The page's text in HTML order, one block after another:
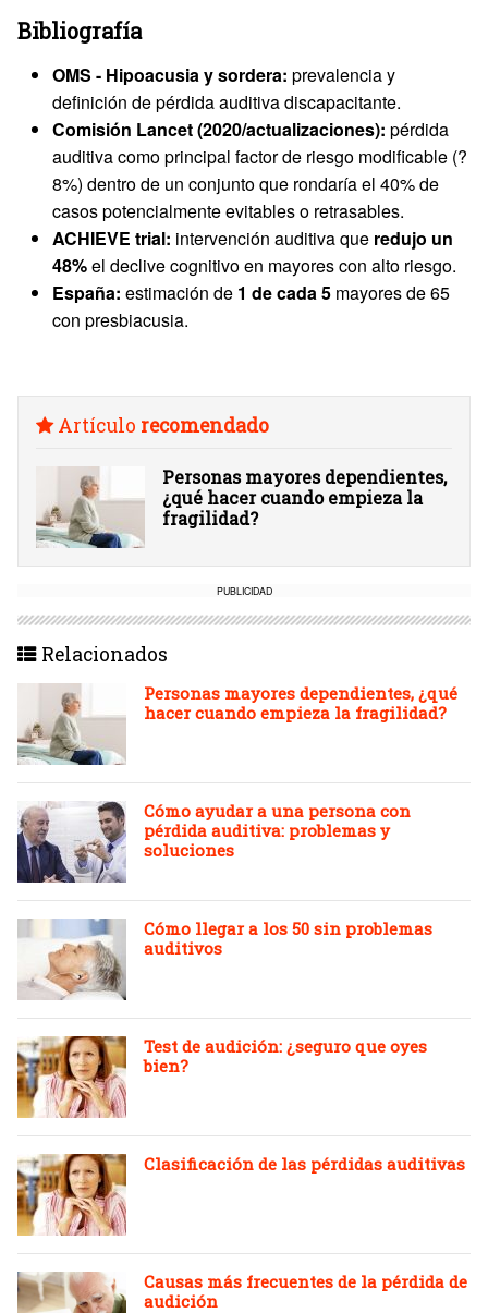
Bibliografía
OMS - Hipoacusia y sordera: prevalencia y
definición de pérdida auditiva discapacitante.
Comisión Lancet (2020/actualizaciones): pérdida
auditiva como principal factor de riesgo modificable (?
8%) dentro de un conjunto que rondaría el 40% de
casos potencialmente evitables o retrasables.
ACHIEVE trial: intervención auditiva que redujo un
48%el declive cognitivo en mayores con alto riesgo.
España: estimación de 1 de cada 5 mayores de 65
con presbiacusia.
Artículo recomendado
Personas mayores dependientes,
¿qué hacer cuando empieza la
fragilidad?
PUBLICIDAD
Relacionados
Personas mayores dependientes, ¿qué
hacer cuando empieza la fragilidad?
Cómo ayudar a una persona con
pérdida auditiva: problemas y
soluciones
Cómo llegar a los 50 sin problemas
auditivos
Test de audición: ¿seguro que oyes
bien?
Clasificación de las pérdidas auditivas
Causas más frecuentes de la pérdida de
audición